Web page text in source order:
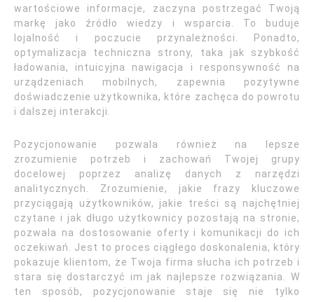
wartościowe informacje, zaczyna postrzegać Twoją
markę jako źródło wiedzy i wsparcia. To buduje
lojalność i poczucie przynależności. Ponadto,
optymalizacja techniczna strony, taka jak szybkość
ładowania, intuicyjna nawigacja i responsywność na
urządzeniach mobilnych, zapewnia pozytywne
doświadczenie użytkownika, które zachęca do powrotu
i dalszej interakcji.
Pozycjonowanie pozwala również na lepsze
zrozumienie potrzeb i zachowań Twojej grupy
docelowej poprzez analizę danych z narzędzi
analitycznych. Zrozumienie, jakie frazy kluczowe
przyciągają użytkowników, jakie treści są najchętniej
czytane i jak długo użytkownicy pozostają na stronie,
pozwala na dostosowanie oferty i komunikacji do ich
oczekiwań. Jest to proces ciągłego doskonalenia, który
pokazuje klientom, że Twoja firma słucha ich potrzeb i
stara się dostarczyć im jak najlepsze rozwiązania. W
ten sposób, pozycjonowanie staje się nie tylko